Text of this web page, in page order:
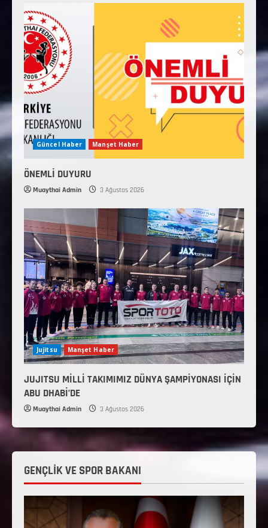
Güncel Haber Manşet Haber
ÖNEMLİ DUYURU
Muaythai Admin 3 Ağustos 2026
Jujitsu Manşet Haber
JUJITSU MİLLİ TAKIMIMIZ DÜNYA ŞAMPİYONASI İÇİN
ABU DHABİ’DE
Muaythai Admin 3 Ağustos 2026
GENÇLİK VE SPOR BAKANI